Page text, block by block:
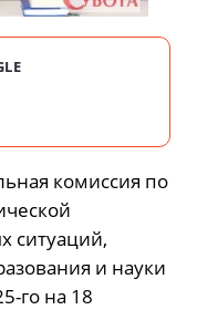
комиссия по
ситуаций,
и науки
го на 18